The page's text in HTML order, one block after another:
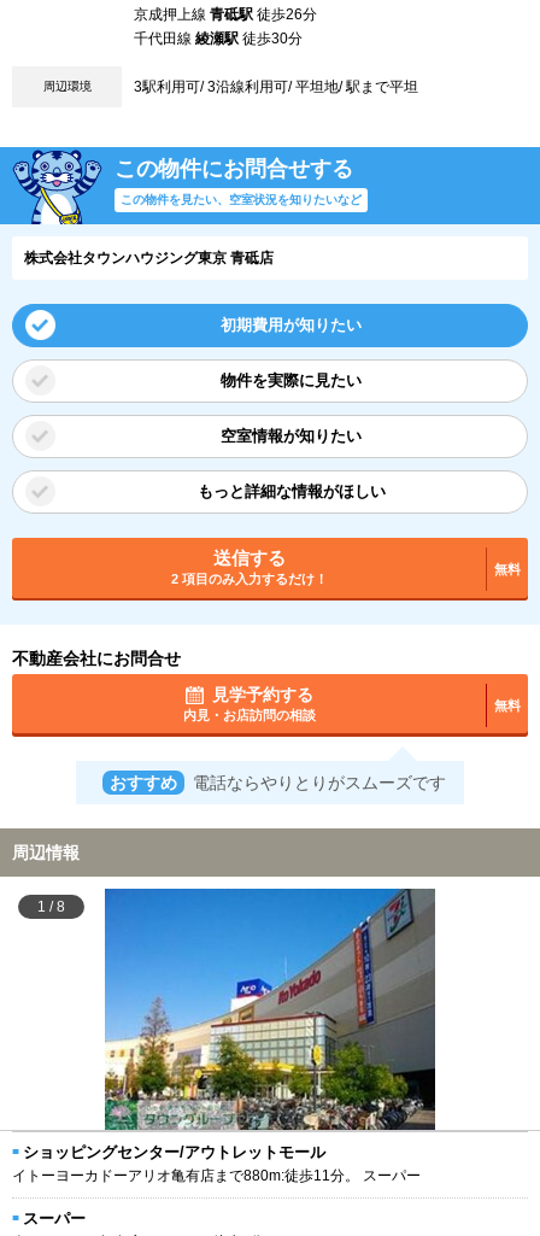
京成押上線 青砥駅 徒歩26分
千代田線 綾瀬駅 徒歩30分
周辺環境 3駅利用可/ 3沿線利用可/ 平坦地/ 駅まで平坦
この物件にお問合せする
この物件を見たい、空室状況を知りたいなど
株式会社タウンハウジング東京 青砥店
初期費用が知りたい
物件を実際に見たい
空室情報が知りたい
もっと詳細な情報がほしい
送信する
2 項目のみ入力するだけ！
無料
不動産会社にお問合せ
見学予約する
内見・お店訪問の相談
無料
おすすめ 電話ならやりとりがスムーズです
周辺情報
1 /8
ショッピングセンター/アウトレットモール
イトーヨーカドーアリオ亀有店まで880m:徒歩11分。 スーパー
スーパー